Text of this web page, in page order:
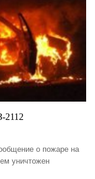
2112
о пожаре на
уничтожен